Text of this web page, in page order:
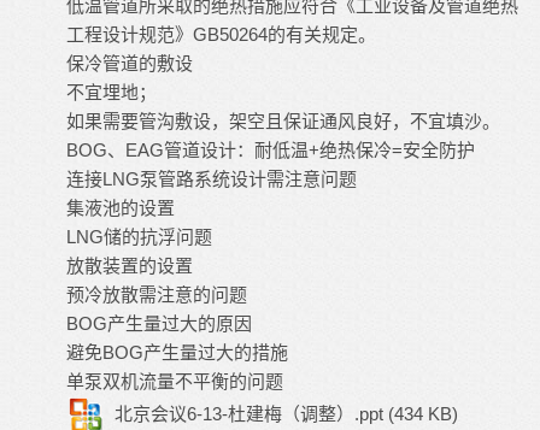
低温管道所采取的绝热措施应符合《工业设备及管道绝热
工程设计规范》GB50264的有关规定。
保冷管道的敷设
不宜埋地；
如果需要管沟敷设，架空且保证通风良好，不宜填沙。
BOG、EAG管道设计：耐低温+绝热保冷=安全防护
连接LNG泵管路系统设计需注意问题
集液池的设置
LNG储的抗浮问题
放散装置的设置
预冷放散需注意的问题
BOG产生量过大的原因
避免BOG产生量过大的措施
单泵双机流量不平衡的问题
北京会议6-13-杜建梅（调整）.ppt (434 KB)